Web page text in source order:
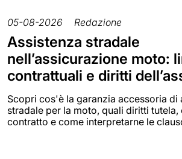
05-08-2026 Redazione
Assistenza stradale
nell’assicurazione moto:
contrattuali e diritti
Scopri cos'è la garanzia accessoria di
stradale per la moto, quali diritti tutela,
contratto e come interpretarne le